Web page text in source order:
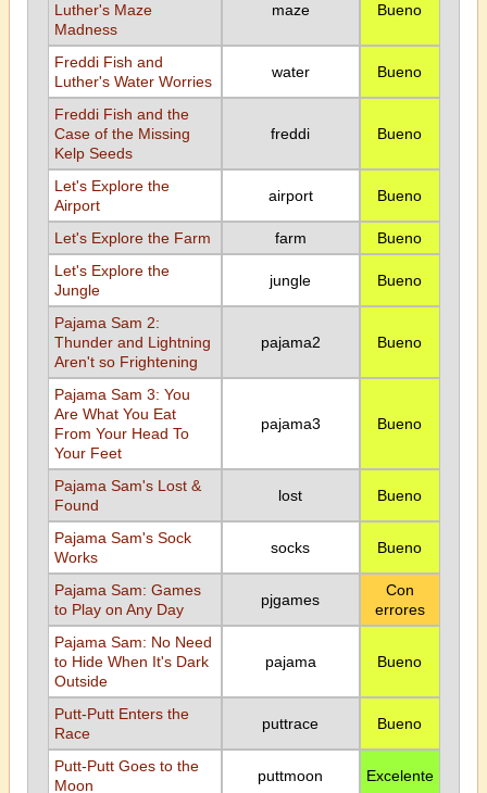
Luther's Maze
Madness
maze Bueno
Freddi Fish and
Luther's Water Worries
water Bueno
Freddi Fish and the
Case of the Missing
Kelp Seeds
freddi Bueno
Let's Explore the
Airport
airport Bueno
Let's Explore the Farm farm
Bueno
Let's Explore the
Jungle
jungle Bueno
Pajama Sam 2:
Thunder and Lightning
Aren't so Frightening
pajama2 Bueno
Pajama Sam 3: You
Are What You Eat
From Your Head To
Your Feet
pajama3 Bueno
Pajama Sam's Lost &
Found
lost Bueno
Pajama Sam's Sock
Works
socks Bueno
Pajama Sam: Games
to Play on Any Day
pjgames
Con
errores
Pajama Sam: No Need
to Hide When It's Dark
Outside
pajama Bueno
Putt-Putt Enters the
Race
puttrace Bueno
Putt-Putt Goes to the
Moon
puttmoon Excelente